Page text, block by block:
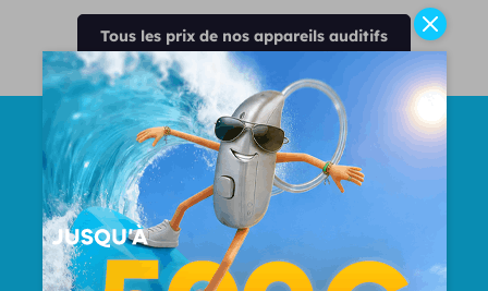
Tous les prix de nos appareils auditifs
Nombre Total d'oreilles
appareillées
50000